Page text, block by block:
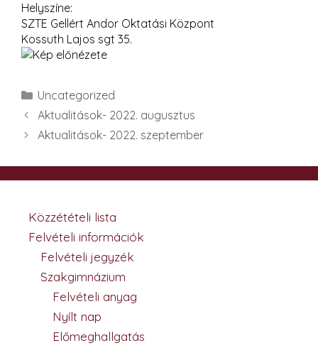
Helyszíne:
SZTE Gellért Andor Oktatási Központ
Kossuth Lajos sgt 35.
Kategória
Uncategorized
Aktualitások- 2022. augusztus
Aktualitások- 2022. szeptember
Közzétételi lista
Felvételi információk
Felvételi jegyzék
Szakgimnázium
Felvételi anyag
Nyílt nap
Előmeghallgatás